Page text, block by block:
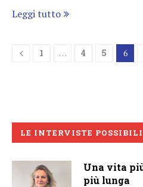
Leggi tutto
1 … 4 5 6
LE INTERVISTE POSSIBILI
Una vita
più lunga